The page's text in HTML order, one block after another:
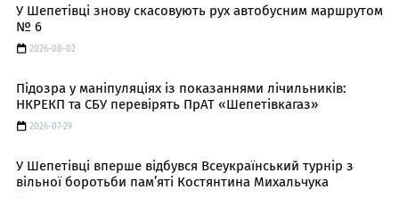
У Шепетівці знову скасовують рух автобусним маршрутом
№ 6
2026-08-02
Підозра у маніпуляціях із показаннями лічильників:
НКРЕКП та СБУ перевірять ПрАТ «Шепетівкагаз»
2026-07-29
У Шепетівці вперше відбувся Всеукраїнський турнір з
вільної боротьби пам’яті Костянтина Михальчука